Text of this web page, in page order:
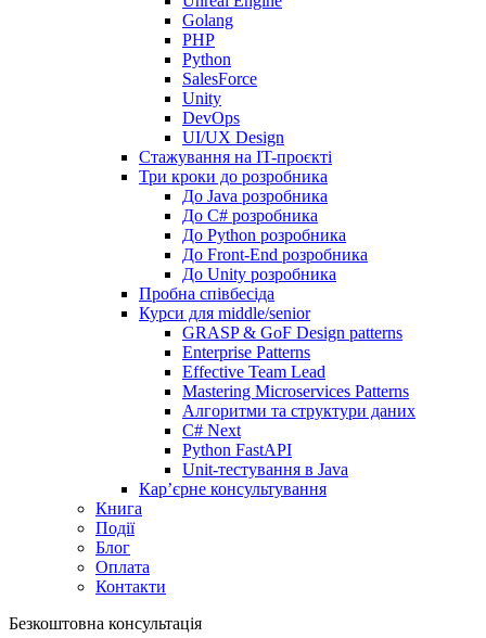
Golang
PHP
Python
SalesForce
Unity
DevOps
UI/UX Design
Стажування на IT-проєкті
Три кроки до розробника
До Java розробника
До C# розробника
До Python розробника
До Front-End розробника
До Unity розробника
Пробна співбесіда
Курси для middle/senior
GRASP & GoF Design patterns
Enterprise Patterns
Effective Team Lead
Mastering Microservices Patterns
Алгоритми та структури даних
C# Next
Python FastAPI
Unit-тестування в Java
Кар’єрне консультування
Книга
Події
Блог
Оплата
Контакти
Безкоштовна консультація